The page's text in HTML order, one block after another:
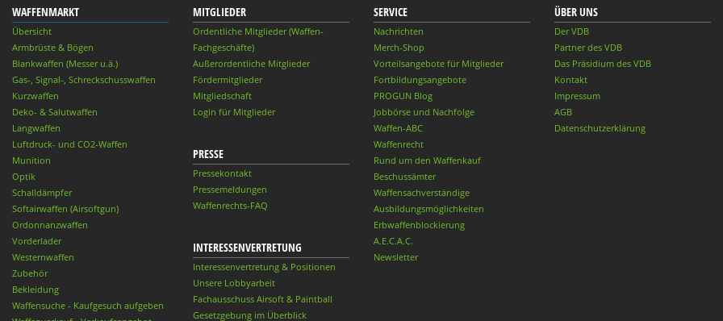
WAFFENMARKT
Übersicht
Armbrüste & Bögen
Blankwaffen (Messer u.ä.)
Gas-, Signal-, Schreckschusswaffen
Kurzwaffen
Deko- & Salutwaffen
Langwaffen
Luftdruck- und CO2-Waffen
Munition
Optik
Schalldämpfer
Softairwaffen (Airsoftgun)
Ordonnanzwaffen
Vorderlader
Westernwaffen
Zubehör
Bekleidung
Waffensuche - Kaufgesuch aufgeben
MITGLIEDER
Ordentliche Mitglieder (Waffen-
Fachgeschäfte)
Außerordentliche Mitglieder
Fördermitglieder
Mitgliedschaft
Login für Mitglieder
PRESSE
Pressekontakt
Pressemeldungen
Waffenrechts-FAQ
INTERESSENVERTRETUNG
Interessenvertretung & Positionen
Unsere Lobbyarbeit
Fachausschuss Airsoft & Paintball
Gesetzgebung im Überblick
SERVICE
Nachrichten
Merch-Shop
Vorteilsangebote für Mitglieder
Fortbildungsangebote
PROGUN Blog
Jobbörse und Nachfolge
Waffen-ABC
Waffenrecht
Rund um den Waffenkauf
Beschussämter
Waffensachverständige
Ausbildungsmöglichkeiten
Erbwaffenblockierung
A.E.C.A.C.
Newsletter
ÜBER UNS
Der VDB
Partner des VDB
Das Präsidium des VDB
Kontakt
Impressum
AGB
Datenschutzerklärung